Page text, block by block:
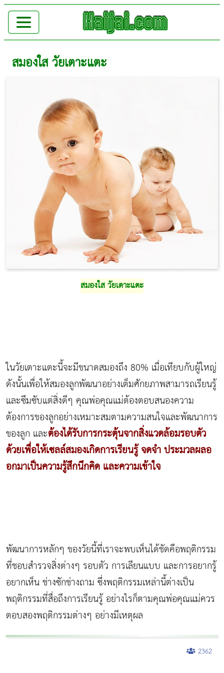
สมองใส วัยเตาะแตะ
สมองใส วัยเตาะแตะ
ในวัยเตาะแตะนี้จะมีขนาดสมองถึง 80% เมื่อเทียบกับผู้ใหญ่
ดังนั้นเพื่อให้สมองลูกพัฒนาอย่างเต็มศักยภาพสามารถเรียนรู้
และซึมซับแต่สิ่งดีๆ คุณพ่อคุณแม่ต้องตอบสนองความ
ต้องการของลูกอย่างเหมาะสมตามความสนใจและพัฒนาการ
ของลูก และต้องได้รับการกระตุ้นจากสิ่งแวดล้อมรอบตัว
ด้วยเพื่อให้เซลล์สมองเกิดการเรียนรู้ จดจำ ประมวลผลอ
อกมาเป็นความรู้สึกนึกคิด และความเข้าใจ
พัฒนาการหลักๆ ของวัยนี้ที่เราจะพบเห็นได้ชัดคือพฤติกรรม
ที่ชอบสำรวจสิ่งต่างๆ รอบตัว การเลียนแบบ และการอยากรู้
อยากเห็น ช่างซักช่างถาม ซึ่งพฤติกรรมเหล่านี้ต่างเป็น
พฤติกรรมที่สื่อถึงการเรียนรู้ อย่างไรก็ตามคุณพ่อคุณแม่ควร
ตอบสองพฤติกรรมต่างๆ อย่างมีเหตุผล
2362